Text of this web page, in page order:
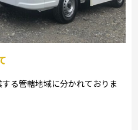
る管轄地域に分かれておりま